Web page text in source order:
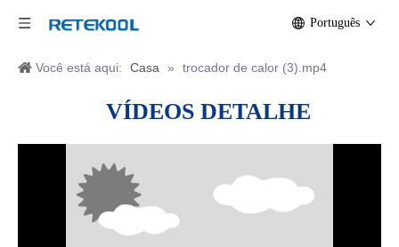
Português
Você está aqui: Casa » trocador de calor (3).mp4
VÍDEOS DETALHE